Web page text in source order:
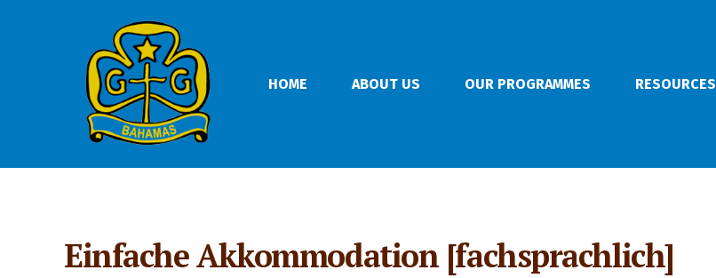
HOME ABOUT US OUR PROGRAMMES RESOURCES
Einfache Akkommodation [fachsprachlich]